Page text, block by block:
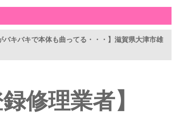
キバキで本体も曲ってる・・・】滋賀県大津市雄
録修理業者】